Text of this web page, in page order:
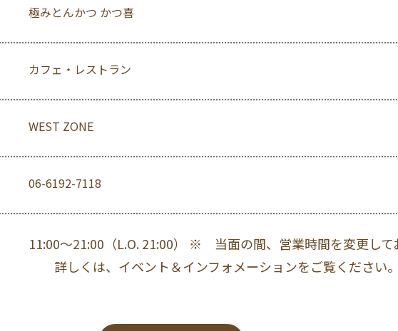
極みとんかつ かつ喜
カフェ・レストラン
WEST ZONE
06-6192-7118
11:00〜21:00（L.O. 21:00） ※ 当面の間、営業時間を変更して
詳しくは、イベント＆インフォメーションをご覧ください。